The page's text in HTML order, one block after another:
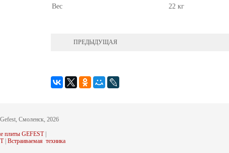
Вес
22 кг
ПРЕДЫДУЩАЯ
Смоленск, 2026
плиты GEFEST|
| Встраиваемая техника